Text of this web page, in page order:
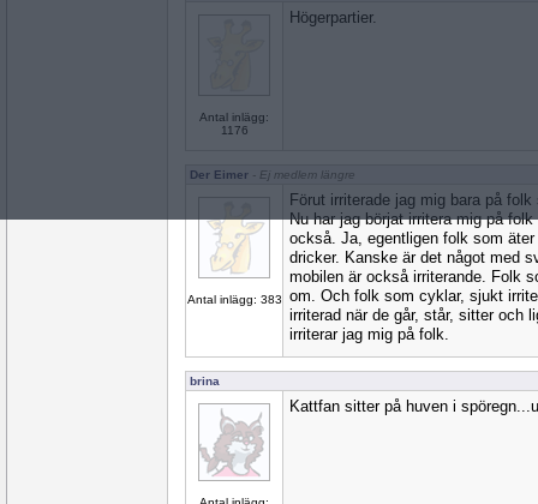
Antal inlägg:
1176
Högerpartier.
Der Eimer - Ej medlem längre
Antal inlägg: 383
Förut irriterade jag mig bara på
Nu har jag börjat irritera mig på
också. Ja, egentligen folk som
dricker. Kanske är det något med
mobilen är också irriterande. Folk
om. Och folk som cyklar, sjukt
irriterad när de går, står, sitter och
irriterar jag mig på folk.
brina
Kattfan sitter på huven i